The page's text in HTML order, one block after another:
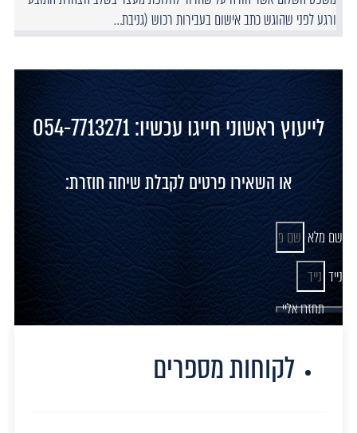
ורגע לפני שהוגש כתב אישום בעבירות רכוש (גניבת…
לייעוץ ראשוני חייגו עכשיו: 054-7713271
או השאירו פרטים לקבלת שיחה חוזרת:
שם מלא
נייד
תחזרו אליי
לקוחות מספרים